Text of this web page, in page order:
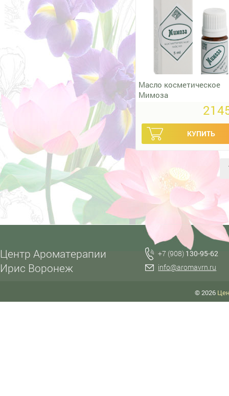
Масло косметическое
Мимоза
Центр Ароматерапии
Ирис Воронеж
+7 (908) 130-95-62
info@aromavrn.ru
© 2026